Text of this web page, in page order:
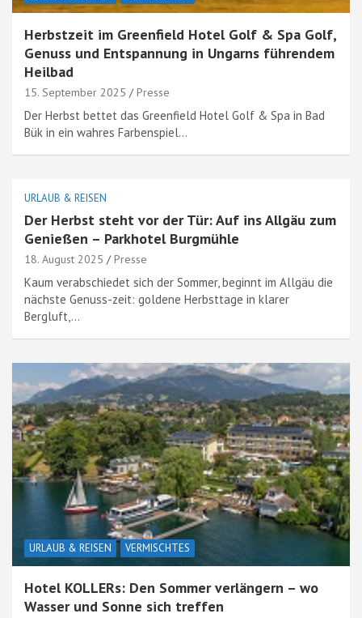
Herbstzeit im Greenfield Hotel Golf & Spa Golf,
Genuss und Entspannung in Ungarns führendem
Heilbad
15. September 2025 Presse
Der Herbst bettet das Greenfield Hotel Golf & Spa in Bad
Bük in ein wahres Farbenspiel…
URLAUB & REISEN
Der Herbst steht vor der Tür: Auf ins Allgäu zum
Genießen – Parkhotel Burgmühle
18. August 2025 Presse
Kaum verabschiedet sich der Sommer, beginnt im Allgäu die
nächste Genuss-zeit: goldene Herbsttage in klarer
Bergluft,…
URLAUB & REISEN VERMISCHTES
Hotel KOLLERs: Den Sommer verlängern – wo
Wasser und Sonne sich treffen